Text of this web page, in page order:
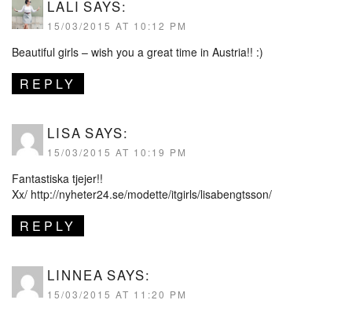
LALI SAYS:
15/03/2015 AT 10:12 PM
Beautiful girls – wish you a great time in Austria!! :)
REPLY
LISA SAYS:
15/03/2015 AT 10:19 PM
Fantastiska tjejer!!
Xx/ http://nyheter24.se/modette/itgirls/lisabengtsson/
REPLY
LINNEA SAYS:
15/03/2015 AT 11:20 PM